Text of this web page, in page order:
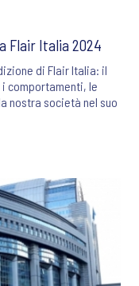
Flair Italia 2024
di Flair Italia: il
comportamenti, le
nostra società nel suo